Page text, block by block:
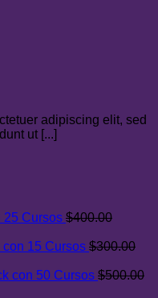
adipiscing elit, sed
ut [...]
25 Cursos $400.00
15 Cursos $300.00
con 50 Cursos $500.00